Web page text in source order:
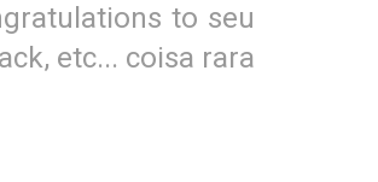
to seu
etc... coisa rara